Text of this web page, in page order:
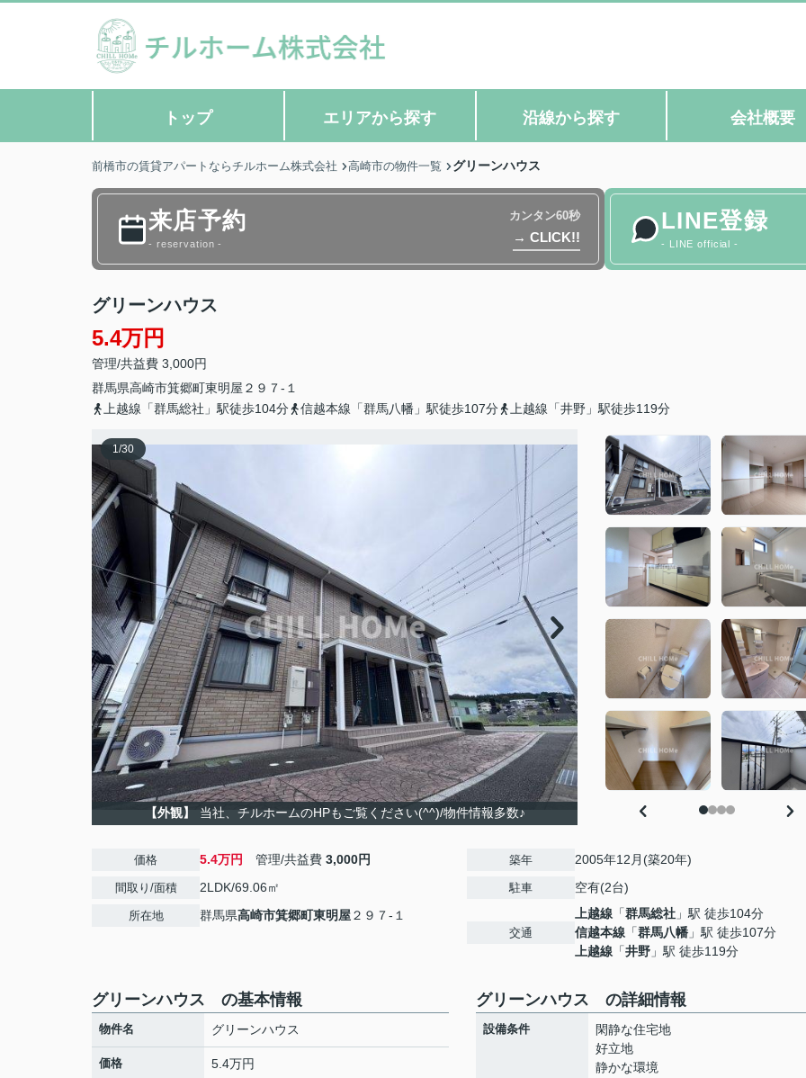
トップ エリアから探す 沿線から探す 会社概要
前橋市の賃貸アパートならチルホーム株式会社 高崎市の物件一覧 グリーンハウス
来店予約
- reservation -
カンタン60秒
→ CLICK!!
LINE登録
- LINE official -
グリーンハウス
5.4万円
管理/共益費 3,000円
群馬県高崎市箕郷町東明屋 ２９７-１
上越線「群馬総社」駅徒歩104分
信越本線「群馬八幡」駅徒歩107分 上越線「井野」駅徒歩119分
1/30
【外観】 当社、チルホームのHPもご覧ください(^^)/物件情報多数♪
価格 5.4万円 管理/共益費 3,000円
間取り/面積 2LDK/69.06㎡
所在地 群馬県高崎市箕郷町東明屋２９７-１
築年 2005年12月(築20年)
駐車 空有(2台)
交通
上越線 「群馬総社 」駅 徒歩104分
信越本線 「群馬八幡 」駅 徒歩107分
上越線 「井野 」駅 徒歩119分
グリーンハウス の基本情報
物件名 グリーンハウス
価格 5.4万円
グリーンハウス の詳細情報
設備条件
閑静な住宅地
好立地
静かな環境